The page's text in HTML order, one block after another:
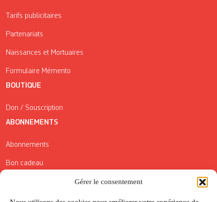
Gérer le consentement
Tarifs publicitaires
Partenariats
Naissances et Mortuaires
Formulaire Mémento
BOUTIQUE
Don / Souscription
ABONNEMENTS
Abonnements
Bon cadeau
Conditions générales de vente
Réductions de la Carte Côté Courrier